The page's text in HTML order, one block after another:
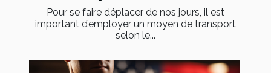
Pour se faire déplacer de nos jours, il est
important d’employer un moyen de transport
selon le...